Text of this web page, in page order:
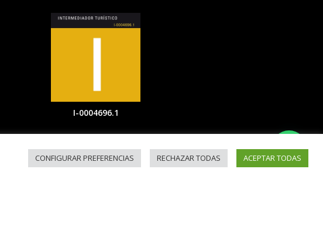
I-0004696.1
CONFIGURAR PREFERENCIAS RECHAZAR TODAS ACEPTAR TODAS